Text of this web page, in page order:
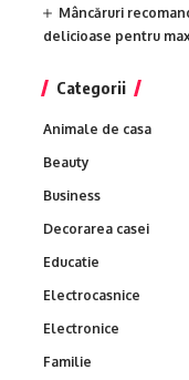
Mâncăruri
delicioase pentru
Categorii
Animale de casa
Beauty
Business
Decorarea casei
Educatie
Electrocasnice
Electronice
Familie